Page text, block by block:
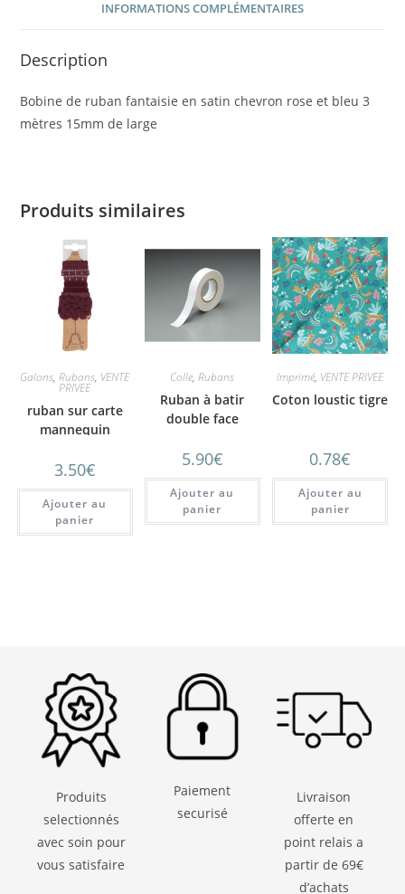
INFORMATIONS COMPLÉMENTAIRES
Description
Bobine de ruban fantaisie en satin chevron rose et bleu 3
mètres 15mm de large
Produits similaires
Galons,Rubans, VENTE
PRIVEE
ruban sur carte
mannequin
3.50€
Ajouter au
panier
Colle,Rubans
Ruban à batir
double face
5.90€
Ajouter au
panier
Imprimé, VENTE PRIVEE
Coton loustic tigre
0.78€
Ajouter au
panier
Produits
selectionnés
avec soin pour
vous satisfaire
Paiement
securisé
Livraison
offerte en
point relais a
partir de 69€
d’achats